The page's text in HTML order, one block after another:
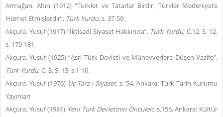
Armağan, Altın (1912) “Türkler ve Tatarlar Birdir, Türkler Medeniyete
Hizmet Etmişlerdir”, Türk Yurdu, s. 37-59.
Akçura, Yusuf (1917) “İktisadi Siyaset Hakkında”, Türk Yurdu,C.12, S. 12,
s. 179-181.
Akçura, Yusuf (1925) “Asri Türk Devleti ve Münevverlere Düşen Vazife”,
Türk Yurdu, C. 3, S. 13, s.1-16.
Akçura, Yusuf (1976) Üç Tarz-ı Siyaset, s. 54, Ankara: Türk Tarih Kurumu
Yayınları
Akçura, Yusuf (1981) Yeni Türk Devletinin Öncüleri, s.156, Ankara: Kültür